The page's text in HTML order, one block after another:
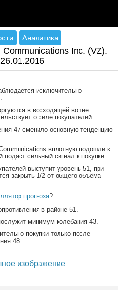
Аналитика
Inc. (VZ).
исключительно
в восходящей волне
о силе покупателей.
47 сменило основную тенденцию
вплотную подошли к
подаст сильный сигнал к покупке.
выступит уровень 51, при
закрыть 1/2 от общего объёма
прогноза?
в районе 51.
минимум колебания 43.
покупки только после
48.
изображение